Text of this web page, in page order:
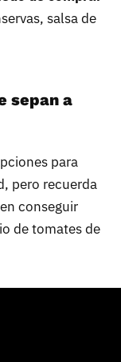
salsa de
sepan a
para
pero recuerda
conseguir
de tomates de